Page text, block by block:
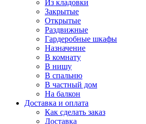
Из кладовки
Закрытые
Открытые
Раздвижные
Гардеробные шкафы
Назначение
В комнату
В нишу
В спальню
В частный дом
На балкон
Доставка и оплата
Как сделать заказ
Доставка